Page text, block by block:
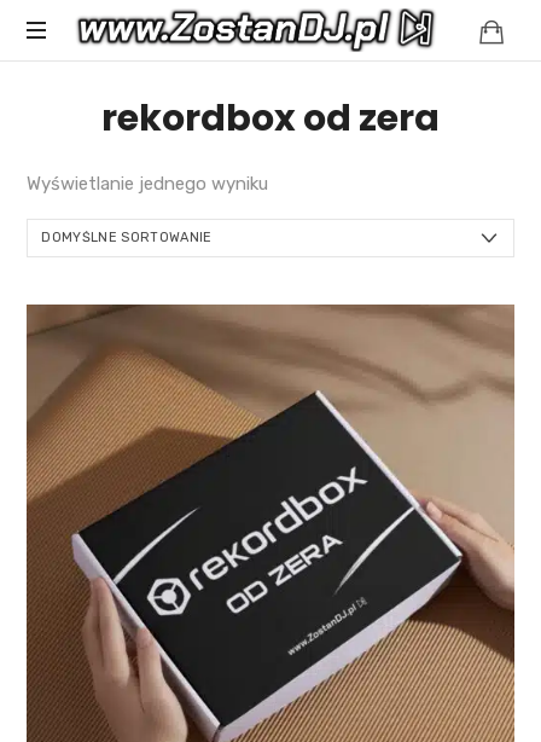
muzyczne
marzeniarekordbox od zera
Wyświetlanie jednego wyniku